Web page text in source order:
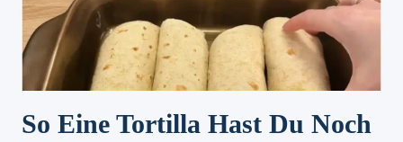
So Eine Tortilla Hast Du Noch